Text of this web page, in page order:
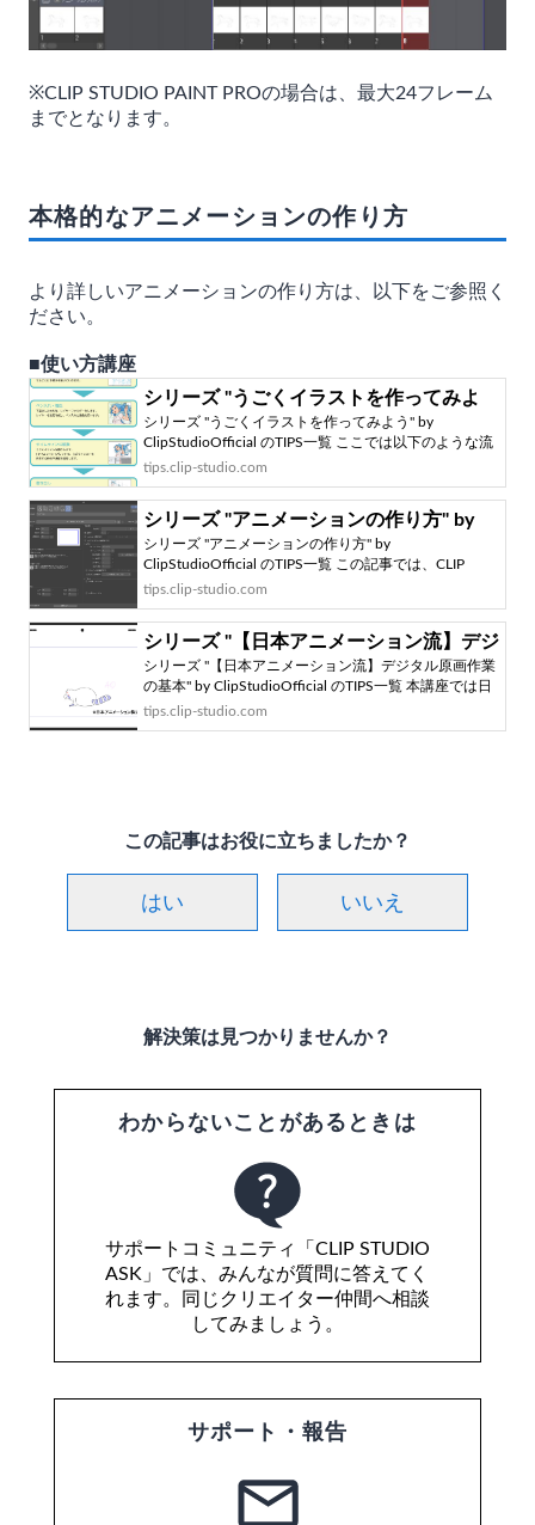
※CLIP STUDIO PAINT PROの場合は、最大24フレーム
までとなります。
本格的なアニメーションの作り方
より詳しいアニメーションの作り方は、以下をご参照く
ださい。
■使い方講座
シリーズ "うごくイラストを作ってみよ
う" by ClipStudioOfficial のTIPS一覧 - お
絵かきのコツ | CLIP STUDIO TIPS
シリーズ "うごくイラストを作ってみよう" by
ClipStudioOfficial のTIPS一覧 ここでは以下のような流
れで、うごくイラストを描いていきます。
tips.clip-studio.com
シリーズ "アニメーションの作り方" by
ClipStudioOfficial のTIPS一覧 - お絵かき
のコツ | CLIP STUDIO TIPS
シリーズ "アニメーションの作り方" by
ClipStudioOfficial のTIPS一覧 この記事では、CLIP
STUDIO PAINTでアニメーション作成をするための、基
の種類にかかわらず、必要になる知識です。是非一
度、確認してみてください。 以下のページで、アニメ
ーション機能を使った簡単なトレーニングのためのチ
ュートリアルを紹介してい...
tips.clip-studio.com
シリーズ "【日本アニメーション流】デジ
タル原画作業の基本" by
ClipStudioOfficial のTIPS一覧 - お絵かき
のコツ | CLIP STUDIO TIPS
シリーズ "【日本アニメーション流】デジタル原画作業
の基本" by ClipStudioOfficial のTIPS一覧 本講座では日
本アニメーション株式会社のデジタル作画作業のやり
tips.clip-studio.com
この記事はお役に立ちましたか？
はい いいえ
解決策は見つかりませんか？
わからないことがあるときは
サポートコミュニティ「CLIP STUDIO
ASK」では、みんなが質問に答えてく
れます。同じクリエイター仲間へ相談
してみましょう。
サポート・報告